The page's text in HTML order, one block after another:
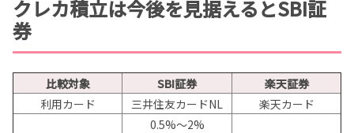
クレカ積立は今後を見据えるとSBI証
券
比較対象 SBI証券
楽天証券
利用カード
三井住友カードNL 楽天カード
0.5%〜2%